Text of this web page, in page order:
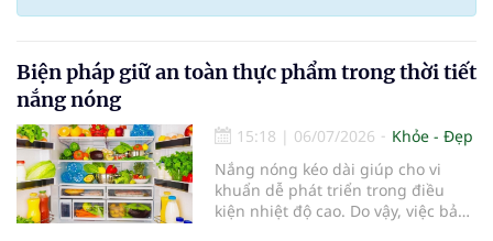
Biện pháp giữ an toàn thực phẩm trong thời tiết
nắng nóng
15:18 | 06/07/2026
Khỏe - Đẹp
Nắng nóng kéo dài giúp cho vi
khuẩn dễ phát triển trong điều
kiện nhiệt độ cao. Do vậy, việc bảo